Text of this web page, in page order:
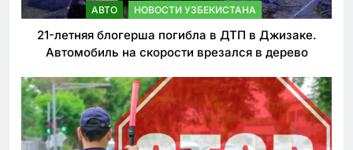
АВТО НОВОСТИ УЗБЕКИСТАНА
21-летняя блогерша погибла в ДТП в Джизаке.
Автомобиль на скорости врезался в дерево